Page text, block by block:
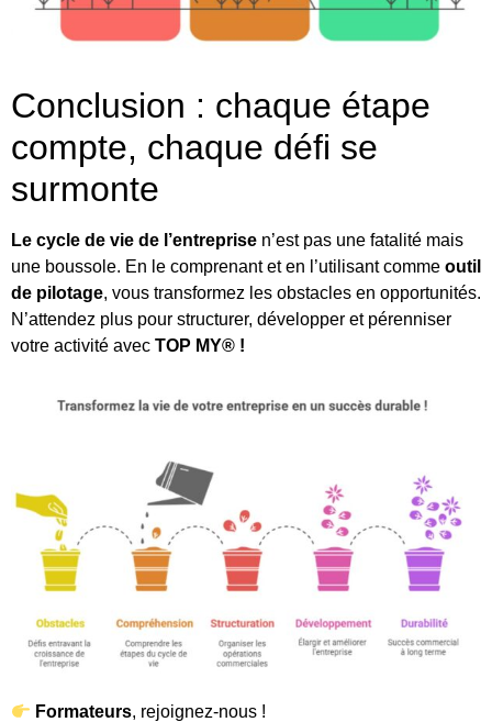
Conclusion : chaque étape
compte, chaque défi se
surmonte
Le cycle de vie de l’entreprise n’est pas une fatalité mais
une boussole. En le comprenant et en l’utilisant comme outil
de pilotage, vous transformez les obstacles en opportunités.
N’attendez plus pour structurer, développer et pérenniser
votre activité avec TOP MY® !
Formateurs, rejoignez-nous !